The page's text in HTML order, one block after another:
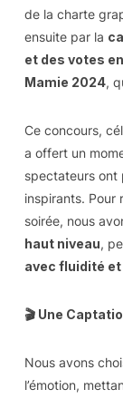
de la charte
ensuite par la
et des votes
Mamie 2024,
Ce concours,
a offert un
spectateurs ont
inspirants. Pour
soirée, nous
haut niveau,
avec fluidité
🎬 Une
Nous avons
l’émotion,